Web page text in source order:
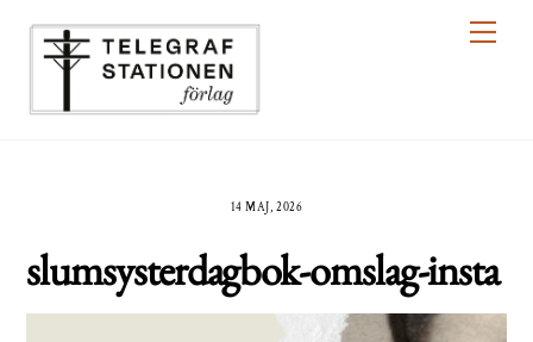
14 MAJ, 2026
slumsysterdagbok-omslag-insta